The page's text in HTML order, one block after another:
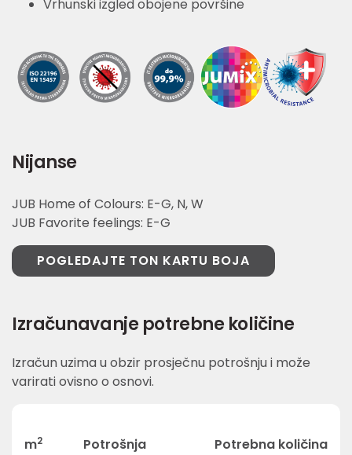
Vrhunski izgled obojene površine
Nijanse
JUB Home of Colours: E-G, N, W
JUB Favorite feelings: E-G
POGLEDAJTE TON KARTU BOJA
Izračunavanje potrebne količine
Izračun uzima u obzir prosječnu potrošnju i može
varirati ovisno o osnovi.
m2 Potrošnja Potrebna količina